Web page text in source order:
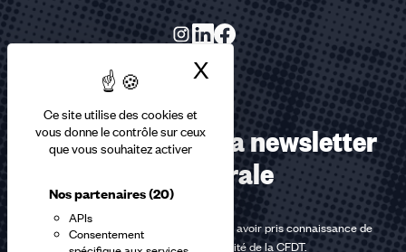
Ce site utilise des cookies et
vous donne le contrôle sur ceux
que vous souhaitez activer
Nos partenaires(20)
APIs
Consentement
X Masquer le
Abonnez-vous à la newsletter
confédérale
En m'inscrivant à la newsletter, j'affirme avoir pris connaissance de
lapolitique de confidentialité de la CFDT.